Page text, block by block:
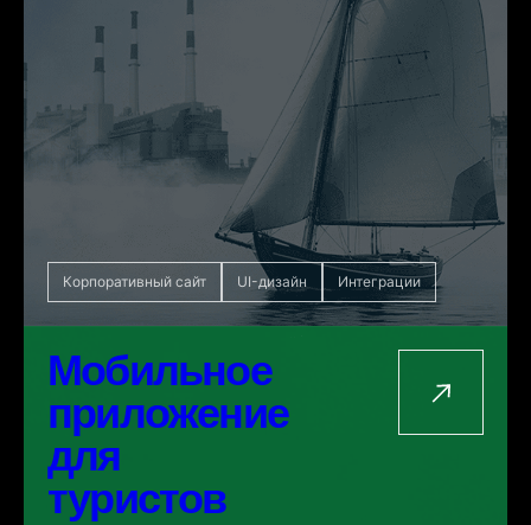
Корпоративный сайт UI-дизайн Интеграции
Мобильное
приложение
для
туристов